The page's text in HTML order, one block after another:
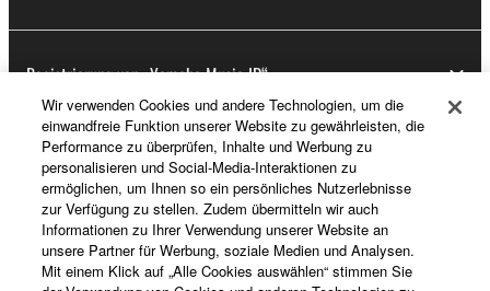
Registrierung von „Yamaha Music ID“
Über Yamaha
Schweiz Suisse Svizzera - German
Business
Wir verwenden Cookies und andere Technologien, um die
einwandfreie Funktion unserer Website zu gewährleisten, die
Performance zu überprüfen, Inhalte und Werbung zu
personalisieren und Social-Media-Interaktionen zu
ermöglichen, um Ihnen so ein persönliches Nutzerlebnisse
zur Verfügung zu stellen. Zudem übermitteln wir auch
Informationen zu Ihrer Verwendung unserer Website an
unsere Partner für Werbung, soziale Medien und Analysen.
Mit einem Klick auf „Alle Cookies auswählen“ stimmen Sie